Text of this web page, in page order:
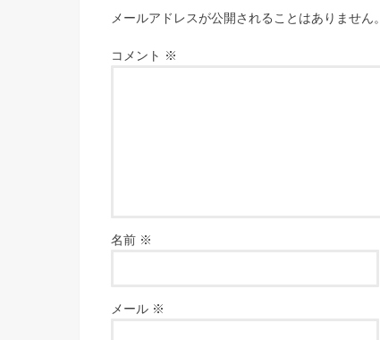
メールアドレスが公開されることはありません。
コメント ※
名前 ※
メール ※